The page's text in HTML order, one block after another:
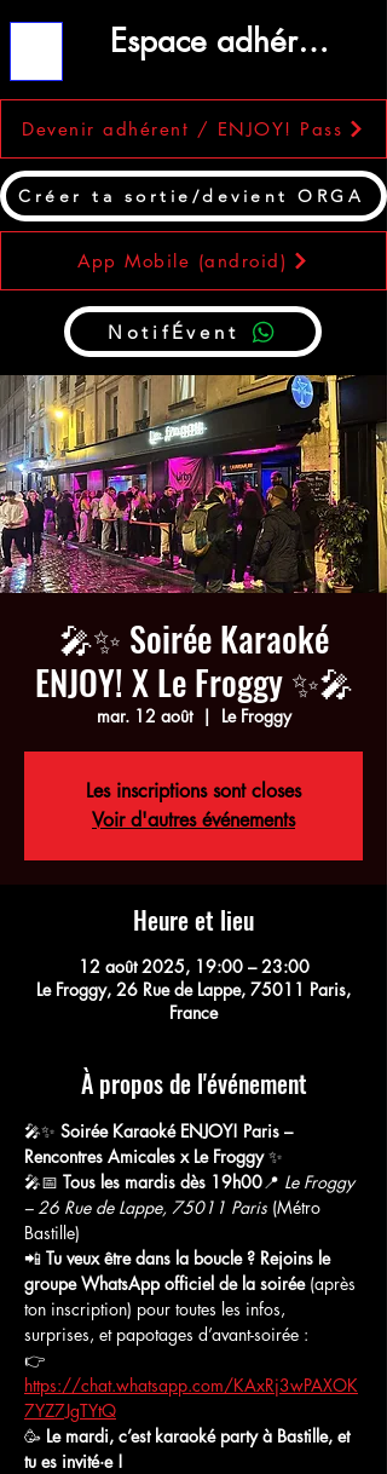
Devenir adhérent / ENJOY! Pass
Créer ta sortie/devient ORGA
Espace adhérent
NotifÉvent
App Mobile (android)
🎤✨ Soirée Karaoké
ENJOY! X Le Froggy ✨🎤
mar. 12 août
  |
Le Froggy
Les inscriptions sont closes
Voir d'autres événements
Heure et lieu
12 août 2025, 19:00 – 23:00
Le Froggy, 26 Rue de Lappe, 75011 Paris,
France
À propos de l'événement
🎤✨ Soirée Karaoké ENJOY! Paris –
Rencontres Amicales x Le Froggy ✨
🎤📅 Tous les mardis dès 19h00📍 Le Froggy
– 26 Rue de Lappe, 75011 Paris (Métro
Bastille)
📲 Tu veux être dans la boucle ? Rejoins le
groupe WhatsApp officiel de la soirée (après
ton inscription) pour toutes les infos,
surprises, et papotages d’avant-soirée :
👉
https://chat.whatsapp.com/KAxRj3wPAXOK
7YZ7JgTYtQ
🥳 Le mardi, c’est karaoké party à Bastille, et
tu es invité·e !